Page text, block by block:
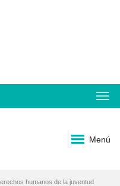
Menú
humanos de la juventud